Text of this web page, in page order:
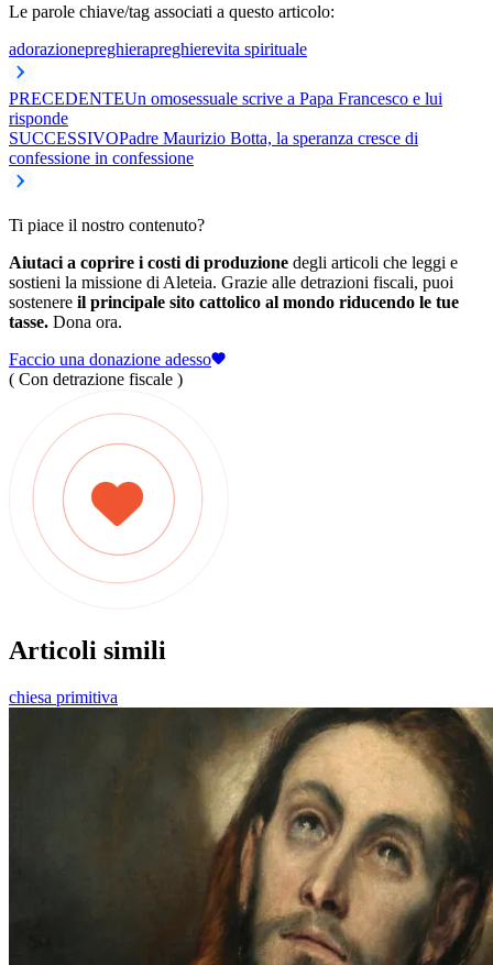
Le parole chiave/tag associati a questo articolo:
adorazionepreghierapreghierevita spirituale
PRECEDENTEUn omosessuale scrive a Papa Francesco e lui
risponde
SUCCESSIVOPadre Maurizio Botta, la speranza cresce di
confessione in confessione
Ti piace il nostro contenuto?
Aiutaci a coprire i costi di produzione degli articoli che leggi e
sostieni la missione di Aleteia. Grazie alle detrazioni fiscali, puoi
sostenere il principale sito cattolico al mondo riducendo le tue
tasse. Dona ora.
Faccio una donazione adesso
( Con detrazione fiscale )
Articoli simili
chiesa primitiva